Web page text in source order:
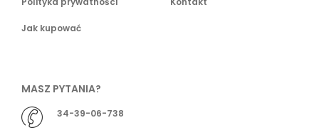
Jak kupować
MASZ PYTANIA?
34-39-06-738